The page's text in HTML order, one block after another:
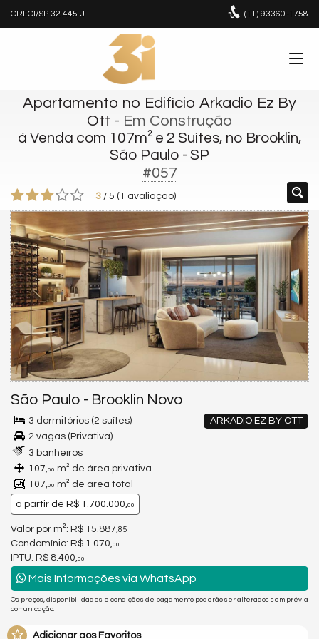
CRECI/SP 32.445-J (11) 93360-1758
Apartamento no Edifício Arkadio Ez By
Ott - Em Construção
à Venda com 107m² e 2 Suítes, no Brooklin,
São Paulo - SP
#057
3 / 5 ( 1 avaliação)
São Paulo - Brooklin Novo
ARKADIO EZ BY OTT
3 dormitórios (2 suítes)
2 vagas (Privativa)
3 banheiros
107, 00 m² de área privativa
107, 00 m² de área total
a partir de R$ 1.700.000, 00
Valor por m²: R$ 15.887,85
Condomínio: R$ 1.070,00
IPTU: R$ 8.400,00
Mais Informações via WhatsApp
Os preços, disponibilidades e condições de pagamento poderão ser alterados sem prévia
comunicação.
Adicionar aos Favoritos